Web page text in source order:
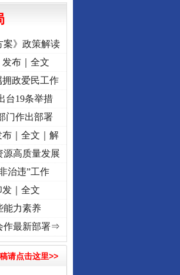
城”激荡..·[视频]
案》政策解读
发布｜全文
政爱民工作
台19条举措
门作出部署
布｜全文｜解
源高质量发展
治违”工作
发｜全文
能力素养
作最新部署⇒
请点击这里>>